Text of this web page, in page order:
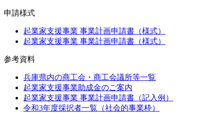
申請様式
起業家支援事業 事業計画申請書（様式）
起業家支援事業 事業計画申請書（様式）
参考資料
兵庫県内の商工会・商工会議所等一覧
起業家支援事業助成金のご案内
起業家支援事業 事業計画申請書（記入例）
令和3年度採択者一覧（社会的事業枠）